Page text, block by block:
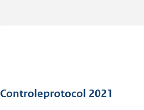
Controleprotocol 2021